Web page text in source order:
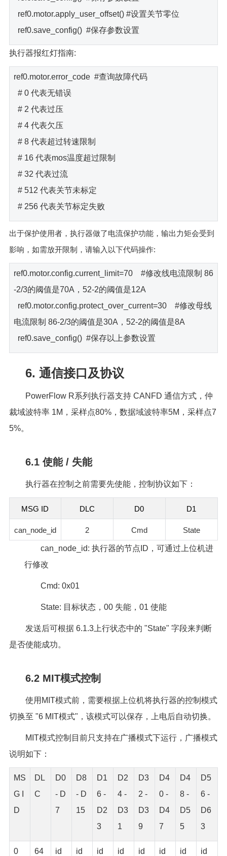
ref0.motor.apply_user_offset() #设置关节零位
ref0.save_config() #保存参数设置
执行器报红灯指南:
ref0.motor.error_code #查询故障代码
# 0 代表无错误
# 2 代表过压
# 4 代表欠压
# 8 代表超过转速限制
# 16 代表mos温度超过限制
# 32 代表过流
# 512 代表关节未标定
# 256 代表关节标定失败
出于保护使用者，执行器做了电流保护功能，输出力矩会受到
影响，如需放开限制，请输入以下代码操作:
ref0.motor.config.current_limit=70 #修改线电流限制 86
-2/3的阈值是70A，52-2的阈值是12A
ref0.motor.config.protect_over_current=30 #修改母线
电流限制 86-2/3的阈值是30A，52-2的阈值是8A
ref0.save_config() #保存以上参数设置
6. 通信接口及协议
PowerFlow R系列执行器支持 CANFD 通信方式，仲
裁域波特率 1M，采样点80%，数据域波特率5M，采样点7
5%。
6.1 使能 / 失能
执行器在控制之前需要先使能，控制协议如下：
MSG ID DLC D0 D1
can_node_id 2 Cmd State
can_node_id: 执行器的节点ID，可通过上位机进
行修改
Cmd: 0x01
State: 目标状态，00 失能，01 使能
发送后可根据 6.1.3上行状态中的 "State" 字段来判断
是否使能成功。
6.2 MIT模式控制
使用MIT模式前，需要根据上位机将执行器的控制模式
切换至 "6 MIT模式"，该模式可以保存，上电后自动切换。
MIT模式控制目前只支持在广播模式下运行，广播模式
说明如下：
MS
G I
D
DL
C
D0
- D
7
D8
- D
15
D1
6 -
D2
3
D2
4 -
D3
1
D3
2 -
D3
9
D4
0 -
D4
7
D4
8 -
D5
5
D5
6 -
D6
3
0 64
id
id
id
id
id
id
id
id